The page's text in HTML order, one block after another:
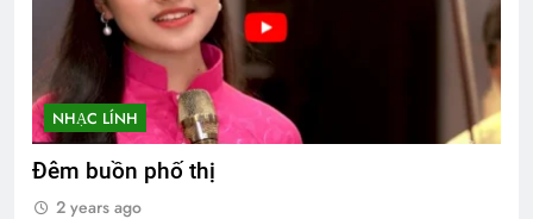
NHẠC LÍNH
Đêm buồn phố thị
2 years ago